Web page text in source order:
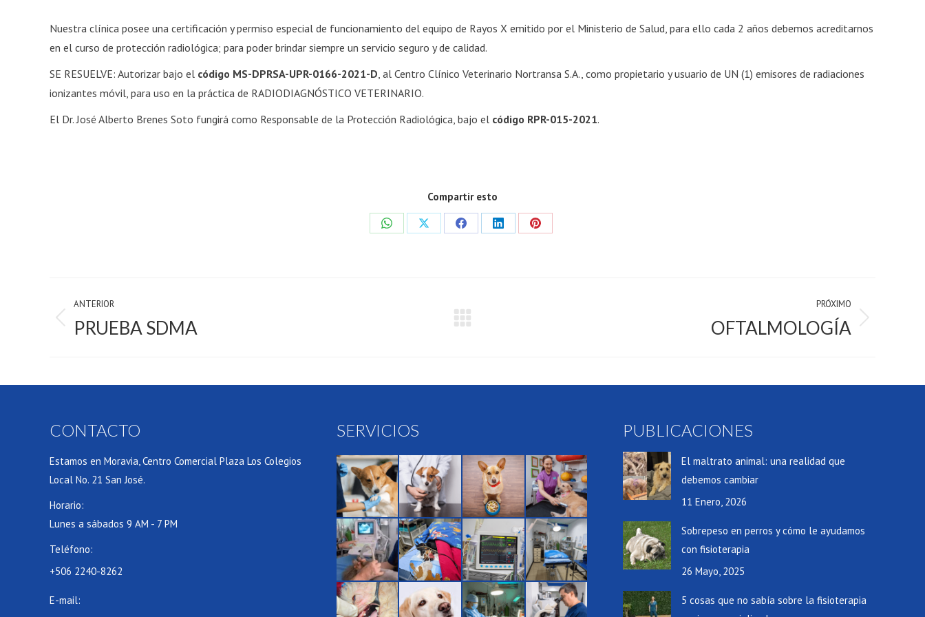
Nuestra clínica posee una certificación y permiso especial de funcionamiento del equipo de Rayos X emitido por el Ministerio de Salud, para ello cada 2 años debemos acreditarnos
en el curso de protección radiológica; para poder brindar siempre un servicio seguro y de calidad.
SE RESUELVE: Autorizar bajo el código MS-DPRSA-UPR-0166-2021-D, al Centro Clínico Veterinario Nortransa S.A., como propietario y usuario de UN (1) emisores de radiaciones
ionizantes móvil, para uso en la práctica de RADIODIAGNÓSTICO VETERINARIO.
El Dr. José Alberto Brenes Soto fungirá como Responsable de la Protección Radiológica, bajo el código RPR-015-2021.
Compartir esto
Share
Share
Share
Share
Share
NAVIGATION
ANTERIOR
anterior
PRUEBA SDMA
PRÓXIMO
OFTALMOLOGÍA
CONTACTO
Estamos en Moravia, Centro Comercial Plaza Los Colegios
Local No. 21 San José.
Horario:
Lunes a sábados 9 AM - 7 PM
Teléfono:
+506 2240-8262
E-mail:
SERVICIOS PUBLICACIONES
El maltrato animal: una realidad que
debemos cambiar
11 Enero, 2026
Sobrepeso en perros y cómo le ayudamos
con fisioterapia
26 Mayo, 2025
5 cosas que no sabía sobre la fisioterapia